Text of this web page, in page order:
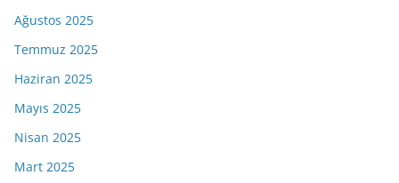
Ağustos 2025
Temmuz 2025
Haziran 2025
Mayıs 2025
Nisan 2025
Mart 2025